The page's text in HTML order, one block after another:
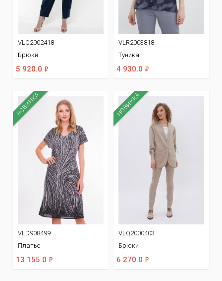
VLQ2002418
Брюки
5 920.0 ф
VLR2003818
Туника
4 930.0 ф
НОВИНКА
VLD908499
Платье
13 155.0 ф
НОВИНКА
VLQ2000403
Брюки
6 270.0 ф